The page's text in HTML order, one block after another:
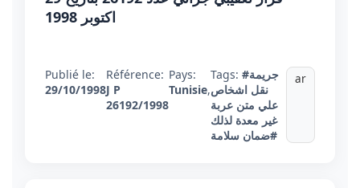
اكتوبر 1998
Publié le:
29/10/1998
Référence:
J P
26192/1998
Pays:
Tunisie,
Tags: #جريمة
نقل اشخاص
علي متن عربة
غير معدة لذلك
#ضمان سلامة
ar